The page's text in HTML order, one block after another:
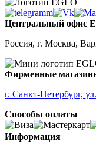
Центральный офис
Россия, г. Москва,
Фирменные
г. Санкт-Петербург,
Способы оплаты
Информация